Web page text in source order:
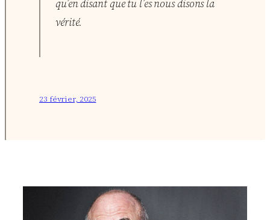
qu’en disant que tu l’es nous disons la
vérité.
23 février, 2025